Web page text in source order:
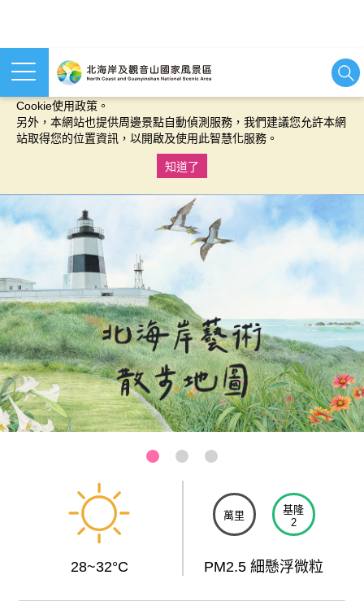
本網站使用cookies等相關技術以持續優化網站服務，並有助於為
您提供更佳的體驗，當您繼續使用本網站即表示您同意我們的
Cookie使用政策。
另外，本網站也提供周邊景點自動偵測服務，我們建議您允許本網
站取得您的位置資訊，以開啟及使用此智慧化服務。
知道了
基隆-和平島公園
28~32°C
萬里
基隆
2
PM2.5 細懸浮微粒